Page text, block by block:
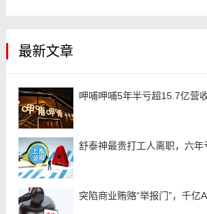
最新文章
呷哺呷哺5年半亏超15.7亿营
舒泰神最贵打工人离职，六年
突陷商业贿赂“举报门”，千亿